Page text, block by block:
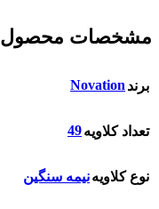
مشخصات محصول
برندNovation
تعداد کلاویه49
نوع کلاویهنیمه سنگین